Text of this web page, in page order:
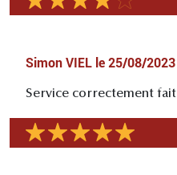
Simon VIEL le 25/08/2023
Service correctement fait